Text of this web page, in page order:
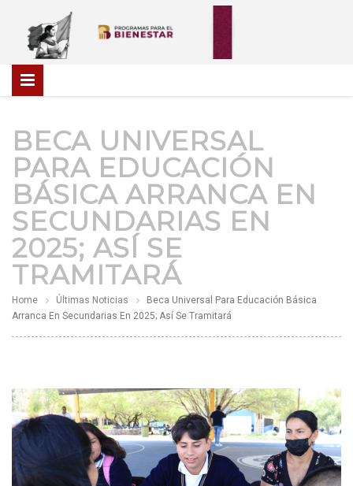
BECA UNIVERSAL
PARA EDUCACIÓN
BÁSICA ARRANCA EN
SECUNDARIAS EN
2025; ASÍ SE
TRAMITARÁ
Home Últimas Noticias
Beca Universal Para Educación Básica
Arranca En Secundarias En 2025; Así Se Tramitará